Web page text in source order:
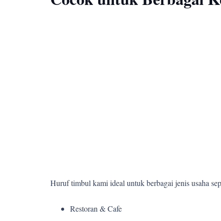
Huruf timbul kami ideal untuk berbagai jenis usaha
Restoran & Cafe